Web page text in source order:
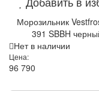
Морозильник
391 SBBH
Нет в наличии
Цена:
96 790